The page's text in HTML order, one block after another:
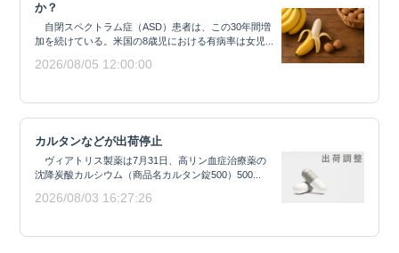
か？
自閉スペクトラム症（ASD）患者は、この30年間増
加を続けている。米国の8歳児における有病率は女児...
2026/08/05 12:00:00
カルタンなどが出荷停止
ヴィアトリス製薬は7月31日、高リン血症治療薬の
沈降炭酸カルシウム（商品名カルタン錠500）500...
2026/08/03 16:27:26